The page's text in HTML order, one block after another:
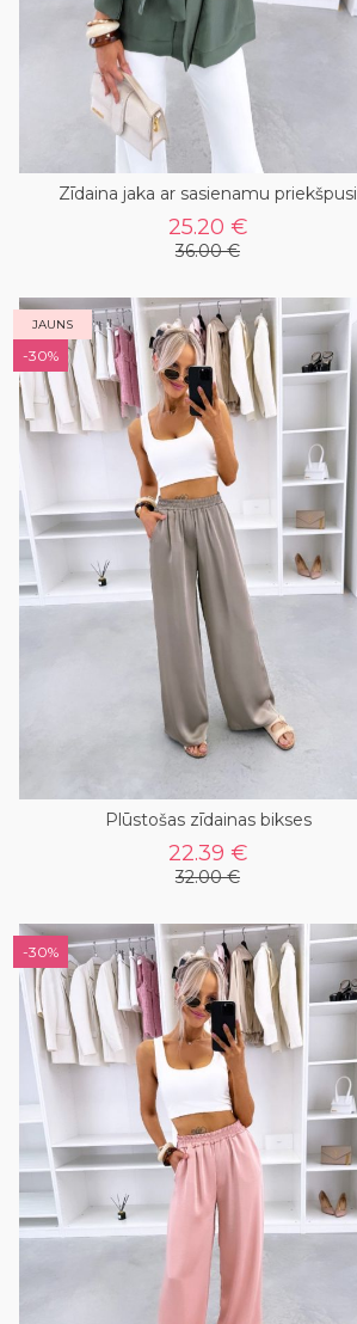
Zīdaina jaka ar sasienamu priekšpusi
25.20 €
36.00 €
JAUNS
-30%
Plūstošas zīdainas bikses
22.39 €
32.00 €
-30%